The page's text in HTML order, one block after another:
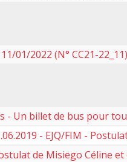
01/2022 (N° CC21-22_11)
- Un billet de bus pour
- EJQ/FIM -
de Misiego Céline